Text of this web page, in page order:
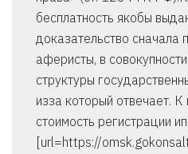
бесплатность якобы
доказательство
аферисты, в
структуры
изза который отвечает.
стоимость регистрации
[url=https://